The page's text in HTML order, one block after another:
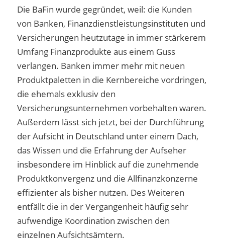
Die BaFin wurde gegründet, weil: die Kunden
von Banken, Finanzdienstleistungsinstituten und
Versicherungen heutzutage in immer stärkerem
Umfang Finanzprodukte aus einem Guss
verlangen. Banken immer mehr mit neuen
Produktpaletten in die Kernbereiche vordringen,
die ehemals exklusiv den
Versicherungsunternehmen vorbehalten waren.
Außerdem lässt sich jetzt, bei der Durchführung
der Aufsicht in Deutschland unter einem Dach,
das Wissen und die Erfahrung der Aufseher
insbesondere im Hinblick auf die zunehmende
Produktkonvergenz und die Allfinanzkonzerne
effizienter als bisher nutzen. Des Weiteren
entfällt die in der Vergangenheit häufig sehr
aufwendige Koordination zwischen den
einzelnen Aufsichtsämtern.